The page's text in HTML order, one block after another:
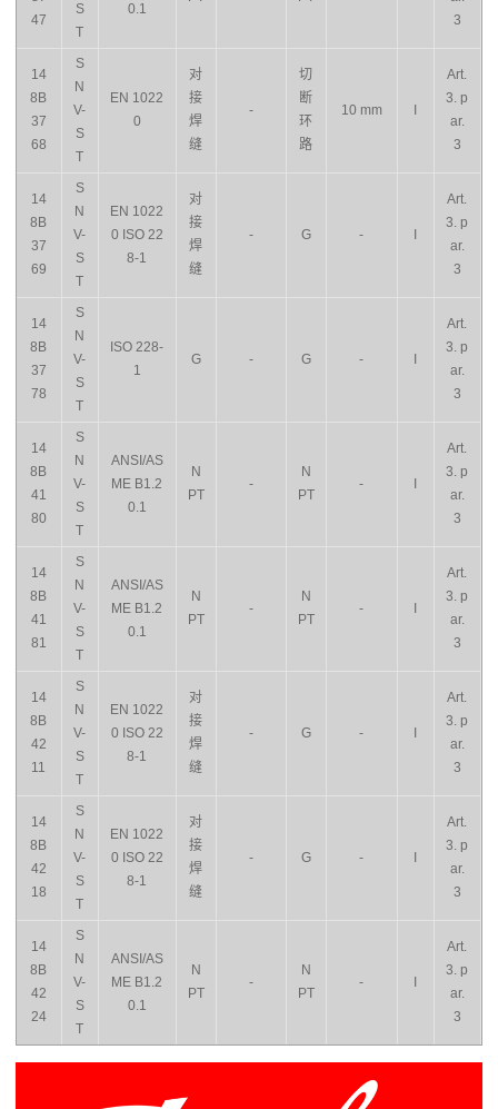
47
S
T
0.1
3
14
8B
37
68
S
N
V-
S
T
EN 1022
0
对
接
焊
缝
-
切
断
环
路
10 mm
Art.
3. p
ar.
3
14
8B
37
69
S
N
V-
S
T
EN 1022
0 ISO 22
8-1
对
接
焊
缝
- G -
Art.
3. p
ar.
3
14
8B
37
78
S
N
V-
S
T
ISO 228-
1
G - G -
Art.
3. p
ar.
3
14
8B
41
80
S
N
V-
S
T
ANSI/AS
ME B1.2
0.1
N
PT
-
N
PT
-
Art.
3. p
ar.
3
14
8B
41
81
S
N
V-
S
T
ANSI/AS
ME B1.2
0.1
N
PT
-
N
PT
-
Art.
3. p
ar.
3
14
8B
42
11
S
N
V-
S
T
EN 1022
0 ISO 22
8-1
对
接
焊
缝
- G -
Art.
3. p
ar.
3
14
8B
42
18
S
N
V-
S
T
EN 1022
0 ISO 22
8-1
对
接
焊
缝
- G -
Art.
3. p
ar.
3
14
8B
42
24
S
N
V-
S
T
ANSI/AS
ME B1.2
0.1
N
PT
-
N
PT
-
Art.
3. p
ar.
3